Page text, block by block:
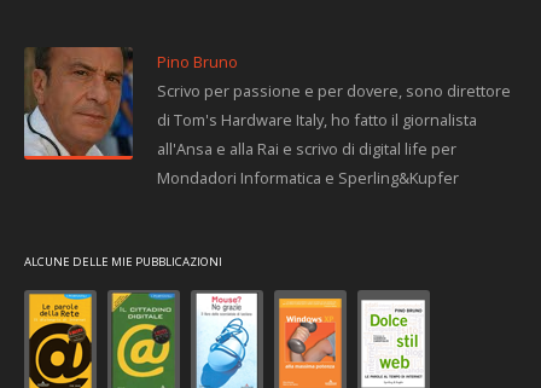
Pino Bruno
Scrivo per passione e per dovere, sono direttore
di Tom's Hardware Italy, ho fatto il giornalista
all'Ansa e alla Rai e scrivo di digital life per
Mondadori Informatica e Sperling&Kupfer
ALCUNE DELLE MIE PUBBLICAZIONI